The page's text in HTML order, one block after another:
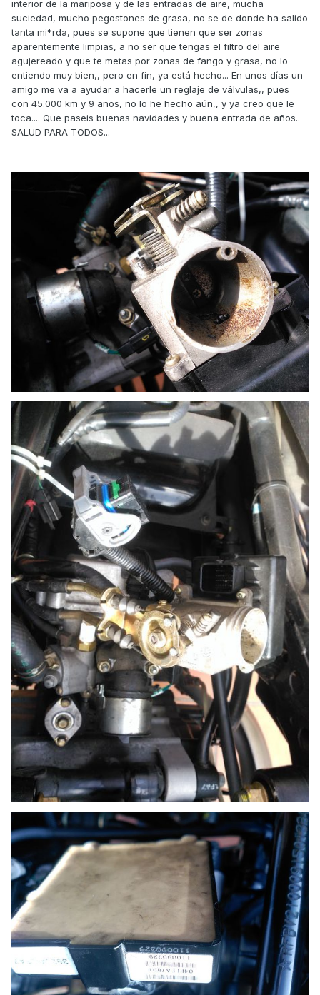
interior de la mariposa y de las entradas de aire, mucha
suciedad, mucho pegostones de grasa, no se de donde ha salido
tanta mi*rda, pues se supone que tienen que ser zonas
aparentemente limpias, a no ser que tengas el filtro del aire
agujereado y que te metas por zonas de fango y grasa, no lo
entiendo muy bien,, pero en fin, ya está hecho... En unos días un
amigo me va a ayudar a hacerle un reglaje de válvulas,, pues
con 45.000 km y 9 años, no lo he hecho aún,, y ya creo que le
toca.... Que paseis buenas navidades y buena entrada de años..
SALUD PARA TODOS...